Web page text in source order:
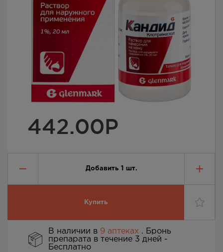
442.00Р
Добавить 1 шт.
Купить
В наличии в 9 аптеках . Бронь
препарата в течение 3 дней -
Бесплатно